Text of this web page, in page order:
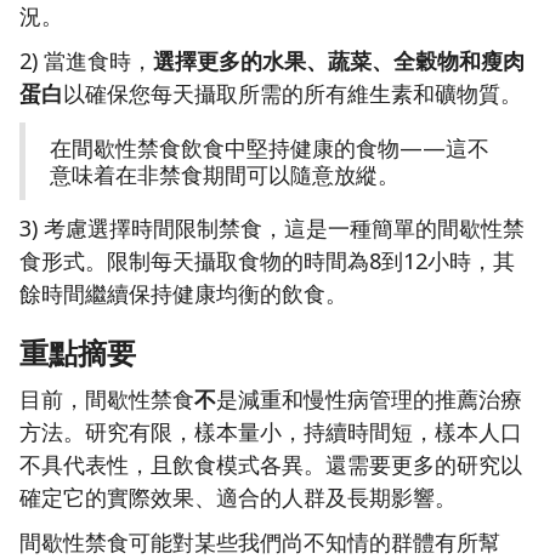
況。
2) 當進食時， 選擇更多的水果、蔬菜、全穀物和瘦肉
蛋白以確保您每天攝取所需的所有維生素和礦物質。
在間歇性禁食飲食中堅持健康的食物——這不
意味着在非禁食期間可以隨意放縱。
3) 考慮選擇時間限制禁食，這是一種簡單的間歇性禁
食形式。限制每天攝取食物的時間為8到12小時，其
餘時間繼續保持健康均衡的飲食。
重點摘要
目前，間歇性禁食不是減重和慢性病管理的推薦治療
方法。研究有限，樣本量小，持續時間短，樣本人口
不具代表性，且飲食模式各異。還需要更多的研究以
確定它的實際效果、適合的人群及長期影響。
間歇性禁食可能對某些我們尚不知情的群體有所幫